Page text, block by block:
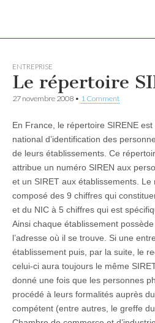
ENTREPRISE
Le répertoire
27 novembre 2008 • 1 Comment
En France, le répertoire SIRENE
national d’identification des
de leurs établissements. Ce
attribue un numéro SIREN aux
et un SIRET aux établissements. Le
composé des 9 chiffres qui
et du NIC à 5 chiffres qui est
Ainsi chaque établissement
l’adresse où il se trouve. Si une
établissement puis, par la suite, le
celui-ci aura toujours le même
donné une fois que les personnes
procédé à leurs formalités auprès
compétent (entre autres, le greffe